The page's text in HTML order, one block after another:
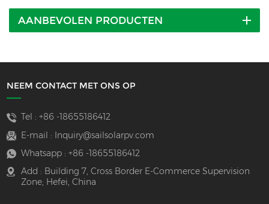
AANBEVOLEN PRODUCTEN
NEEM CONTACT MET ONS OP
Tel : +86 -18655186412
E-mail :
Inquiry@sailsolarpv.com
Whatsapp : +86 -18655186412
Add : Building 7, Cross Border E-Commerce Supervision
Zone, Hefei, China